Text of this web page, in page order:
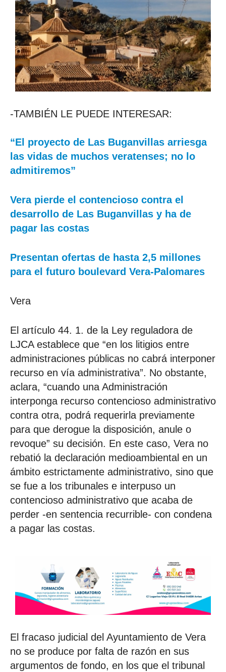
-TAMBIÉN LE PUEDE INTERESAR:
“El proyecto de Las Buganvillas arriesga
las vidas de muchos veratenses; no lo
admitiremos”
Vera pierde el contencioso contra el
desarrollo de Las Buganvillas y ha de
pagar las costas
Presentan ofertas de hasta 2,5 millones
para el futuro boulevard Vera-Palomares
Vera
El artículo 44. 1. de la Ley reguladora de
LJCA establece que “en los litigios entre
administraciones públicas no cabrá interponer
recurso en vía administrativa”. No obstante,
aclara, “cuando una Administración
interponga recurso contencioso administrativo
contra otra, podrá requerirla previamente
para que derogue la disposición, anule o
revoque” su decisión. En este caso, Vera no
rebatió la declaración medioambiental en un
ámbito estrictamente administrativo, sino que
se fue a los tribunales e interpuso un
contencioso administrativo que acaba de
perder -en sentencia recurrible- con condena
a pagar las costas.
El fracaso judicial del Ayuntamiento de Vera
no se produce por falta de razón en sus
argumentos de fondo, en los que el tribunal